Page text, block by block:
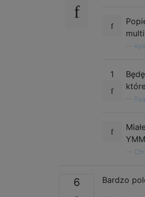
1
6
Bardzo